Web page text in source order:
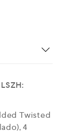
Twisted
4